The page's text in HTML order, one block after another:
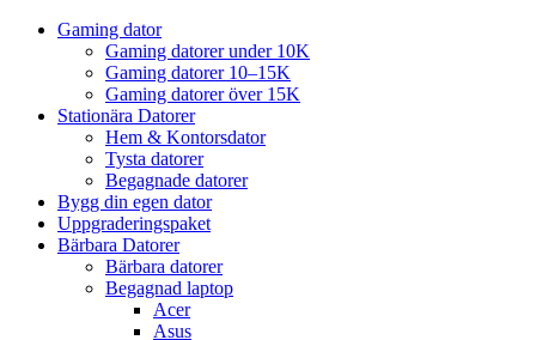
Gaming dator
Gaming datorer under 10K
Gaming datorer 10–15K
Gaming datorer över 15K
Stationära Datorer
Hem & Kontorsdator
Tysta datorer
Begagnade datorer
Bygg din egen dator
Uppgraderingspaket
Bärbara Datorer
Bärbara datorer
Begagnad laptop
Acer
Asus